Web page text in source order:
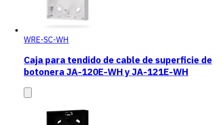
WRE-SC-WH
Caja para tendido de cable de superficie de
botonera JA-120E-WH y JA-121E-WH